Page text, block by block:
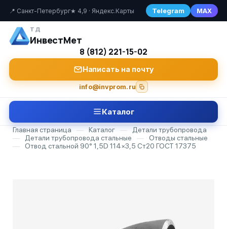
📍 Санкт-Петербург★ 4,9 · Яндекс.Карты Telegram MAX
ТД
ИнвестМет
8 (812) 221-15-02
Написать на почту
info@invprom.ru
Каталог
Главная страница — Каталог —
Детали трубопровода
—
Детали трубопровода стальные —
Отводы стальные
—
Отвод стальной 90° 1,5D 114×3,5 Ст20 ГОСТ 17375